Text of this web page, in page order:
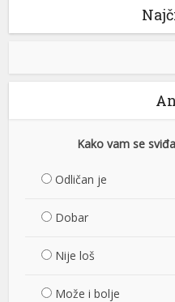
Kako vam se
Odličan je
Dobar
Nije loš
Može i bolje